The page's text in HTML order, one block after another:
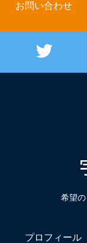
お問い合わせ
希望
プロフィール